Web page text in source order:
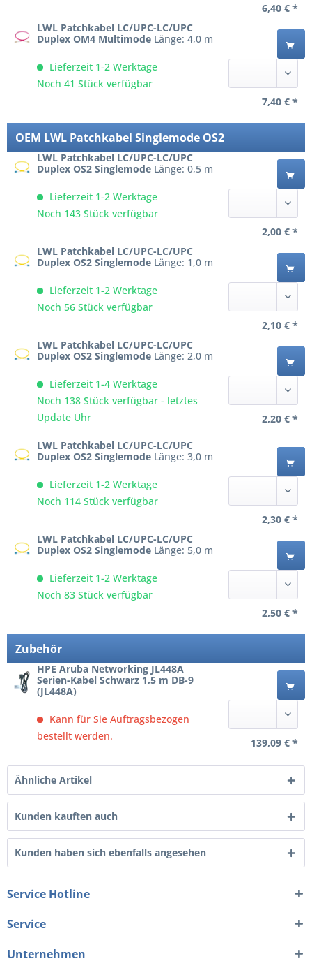
6,40 € *
LWL Patchkabel LC/UPC-LC/UPC
Duplex OM4 MultimodeLänge: 4,0 m
Lieferzeit 1-2 Werktage
Noch 41 Stück verfügbar
7,40 € *
OEM LWL Patchkabel Singlemode OS2
LWL Patchkabel LC/UPC-LC/UPC
Duplex OS2 SinglemodeLänge: 0,5 m
Lieferzeit 1-2 Werktage
Noch 143 Stück verfügbar
2,00 € *
LWL Patchkabel LC/UPC-LC/UPC
Duplex OS2 SinglemodeLänge: 1,0 m
Lieferzeit 1-2 Werktage
Noch 56 Stück verfügbar
2,10 € *
LWL Patchkabel LC/UPC-LC/UPC
Duplex OS2 SinglemodeLänge: 2,0 m
Lieferzeit 1-4 Werktage
Noch 138 Stück verfügbar - letztes
Update Uhr
2,20 € *
LWL Patchkabel LC/UPC-LC/UPC
Duplex OS2 SinglemodeLänge: 3,0 m
Lieferzeit 1-2 Werktage
Noch 114 Stück verfügbar
2,30 € *
LWL Patchkabel LC/UPC-LC/UPC
Duplex OS2 SinglemodeLänge: 5,0 m
Lieferzeit 1-2 Werktage
Noch 83 Stück verfügbar
2,50 € *
Zubehör
HPE Aruba Networking JL448A
Serien-Kabel Schwarz 1,5 m DB-9
(JL448A)
Kann für Sie Auftragsbezogen
bestellt werden.
139,09 € *
Ähnliche Artikel
Kunden kauften auch
Kunden haben sich ebenfalls angesehen
Service Hotline
Service
Unternehmen